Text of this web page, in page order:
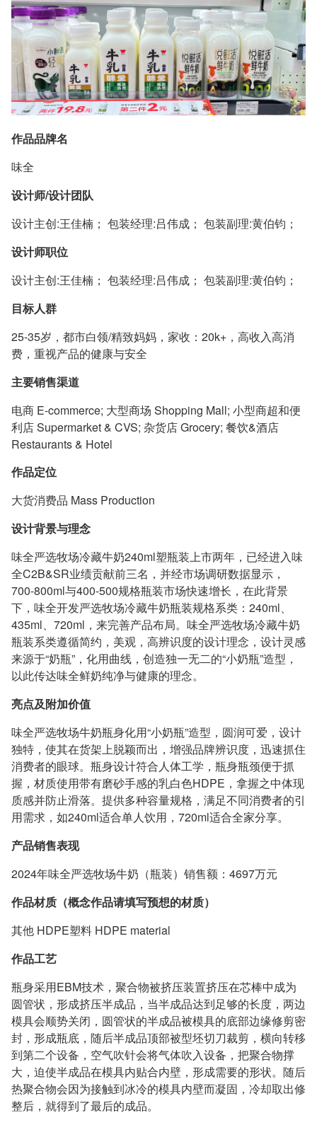
作品品牌名
味全
设计师/设计团队
设计主创:王佳楠； 包装经理:吕伟成； 包装副理:黄伯钧；
设计师职位
设计主创:王佳楠； 包装经理:吕伟成； 包装副理:黄伯钧；
目标人群
25-35岁，都市白领/精致妈妈，家收：20k+，高收入高消
费，重视产品的健康与安全
主要销售渠道
电商 E-commerce; 大型商场 Shopping Mall; 小型商超和便
利店 Supermarket & CVS; 杂货店 Grocery; 餐饮&酒店
Restaurants & Hotel
作品定位
大货消费品 Mass Production
设计背景与理念
味全严选牧场冷藏牛奶240ml塑瓶装上市两年，已经进入味
全C2B&SR业绩贡献前三名，并经市场调研数据显示，
700-800ml与400-500规格瓶装市场快速增长，在此背景
下，味全开发严选牧场冷藏牛奶瓶装规格系类：240ml、
435ml、720ml，来完善产品布局。味全严选牧场冷藏牛奶
瓶装系类遵循简约，美观，高辨识度的设计理念，设计灵感
来源于“奶瓶”，化用曲线，创造独一无二的“小奶瓶”造型，
以此传达味全鲜奶纯净与健康的理念。
亮点及附加价值
味全严选牧场牛奶瓶身化用“小奶瓶”造型，圆润可爱，设计
独特，使其在货架上脱颖而出，增强品牌辨识度，迅速抓住
消费者的眼球。瓶身设计符合人体工学，瓶身瓶颈便于抓
握，材质使用带有磨砂手感的乳白色HDPE，拿握之中体现
质感并防止滑落。提供多种容量规格，满足不同消费者的引
用需求，如240ml适合单人饮用，720ml适合全家分享。
产品销售表现
2024年味全严选牧场牛奶（瓶装）销售额：4697万元
作品材质（概念作品请填写预想的材质）
其他 HDPE塑料 HDPE material
作品工艺
瓶身采用EBM技术，聚合物被挤压装置挤压在芯棒中成为
圆管状，形成挤压半成品，当半成品达到足够的长度，两边
模具会顺势关闭，圆管状的半成品被模具的底部边缘修剪密
封，形成瓶底，随后半成品顶部被型坯切刀裁剪，横向转移
到第二个设备，空气吹针会将气体吹入设备，把聚合物撑
大，迫使半成品在模具内贴合内壁，形成需要的形状。随后
热聚合物会因为接触到冰冷的模具内壁而凝固，冷却取出修
整后，就得到了最后的成品。